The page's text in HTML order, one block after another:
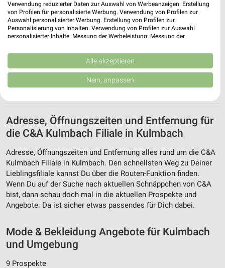
Adresse, Öffnungszeiten und Entfernung für
die C&A Kulmbach Filiale in Kulmbach
Adresse, Öffnungszeiten und Entfernung alles rund um die C&A
Kulmbach Filiale in Kulmbach. Den schnellsten Weg zu Deiner
Lieblingsfiliale kannst Du über die Routen-Funktion finden.
Wenn Du auf der Suche nach aktuellen Schnäppchen von C&A
bist, dann schau doch mal in die aktuellen Prospekte und
Angebote. Da ist sicher etwas passendes für Dich dabei.
Mode & Bekleidung Angebote für Kulmbach
und Umgebung
9 Prospekte
Verwendung reduzierter Daten zur Auswahl von Werbeanzeigen. Erstellung
von Profilen für personalisierte Werbung. Verwendung von Profilen zur
Auswahl personalisierter Werbung. Erstellung von Profilen zur
Personalisierung von Inhalten. Verwendung von Profilen zur Auswahl
personalisierter Inhalte. Messung der Werbeleistung. Messung der
Kombinationen von Daten aus verschiedenen Quellen. Entwicklung und
Verbesserung der Angebote. Verwendung reduzierter Daten zur Auswahl
von Inhalten.
Daten können außerhalb der Europäischen Union weitergegeben und in die
USA gesendet werden.
Website/App.
Partnerliste anzeigen (1 IAB-Anbieter)
Wir nutzen Ihre Daten für folgende Zwecke:
Speichern von oder Zugriff auf Informationen
auf einem Endgerät
Verwendung reduzierter Daten zur Auswahl von
Werbeanzeigen
Verwendung von Profilen zur Auswahl
Alle akzeptieren
Nein, anpassen